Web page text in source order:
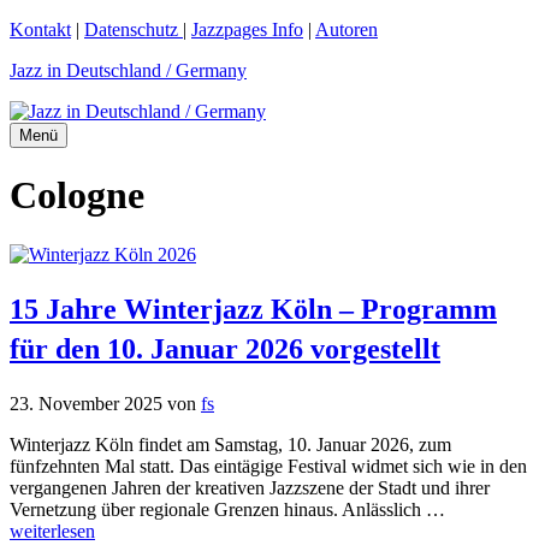
Zum
springen
Kontakt | Datenschutz | Jazzpages Info | Autoren
Jazz in Deutschland / Germany
Menü
Cologne
15 Jahre Winterjazz Köln – Programm
für den 10. Januar 2026 vorgestellt
23. November 2025 von fs
Winterjazz Köln findet am Samstag, 10. Januar 2026, zum
fünfzehnten Mal statt. Das eintägige Festival widmet sich wie in den
vergangenen Jahren der kreativen Jazzszene der Stadt und ihrer
Vernetzung über regionale Grenzen hinaus. Anlässlich …
weiterlesen